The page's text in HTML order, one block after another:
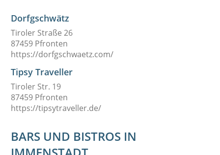
Dorfgschwätz
Tiroler Straße 26
87459 Pfronten
https://dorfgschwaetz.com/
Tipsy Traveller
Tiroler Str. 19
87459 Pfronten
https://tipsytraveller.de/
BARS UND BISTROS IN